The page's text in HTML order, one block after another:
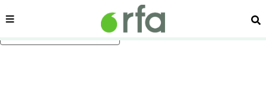
메인 콘텐츠로 건너뛰기
메뉴 검